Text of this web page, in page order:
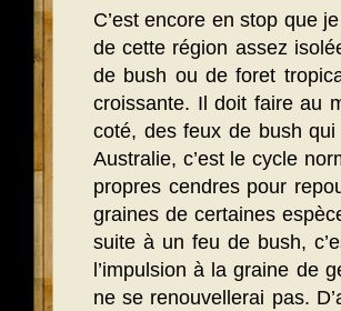
C’est encore en stop que
de cette région assez
de bush ou de foret
croissante. Il doit faire au
coté, des feux de bush
Australie, c’est le cycle
propres cendres pour
graines de certaines
suite à un feu de bush,
l’impulsion à la graine de
ne se renouvellerai pas.